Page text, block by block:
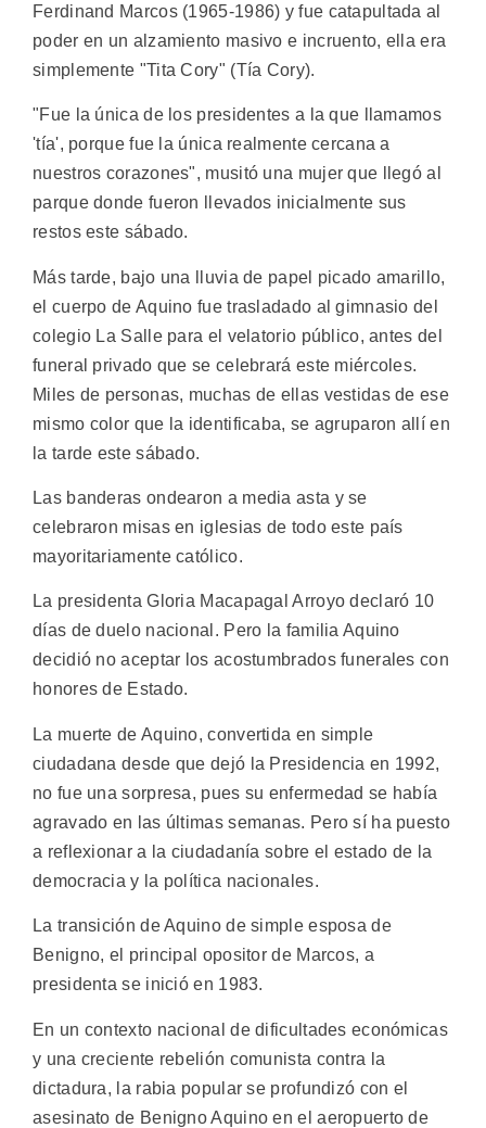
Ferdinand Marcos (1965-1986) y fue catapultada al
poder en un alzamiento masivo e incruento, ella era
simplemente "Tita Cory" (Tía Cory).
"Fue la única de los presidentes a la que llamamos
'tía', porque fue la única realmente cercana a
nuestros corazones", musitó una mujer que llegó al
parque donde fueron llevados inicialmente sus
restos este sábado.
Más tarde, bajo una lluvia de papel picado amarillo,
el cuerpo de Aquino fue trasladado al gimnasio del
colegio La Salle para el velatorio público, antes del
funeral privado que se celebrará este miércoles.
Miles de personas, muchas de ellas vestidas de ese
mismo color que la identificaba, se agruparon allí en
la tarde este sábado.
Las banderas ondearon a media asta y se
celebraron misas en iglesias de todo este país
mayoritariamente católico.
La presidenta Gloria Macapagal Arroyo declaró 10
días de duelo nacional. Pero la familia Aquino
decidió no aceptar los acostumbrados funerales con
honores de Estado.
La muerte de Aquino, convertida en simple
ciudadana desde que dejó la Presidencia en 1992,
no fue una sorpresa, pues su enfermedad se había
agravado en las últimas semanas. Pero sí ha puesto
a reflexionar a la ciudadanía sobre el estado de la
democracia y la política nacionales.
La transición de Aquino de simple esposa de
Benigno, el principal opositor de Marcos, a
presidenta se inició en 1983.
En un contexto nacional de dificultades económicas
y una creciente rebelión comunista contra la
dictadura, la rabia popular se profundizó con el
asesinato de Benigno Aquino en el aeropuerto de